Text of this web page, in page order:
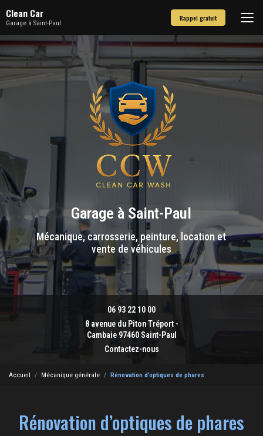
au
contenu
principal
Clean Car
Garage à Saint-Paul
Rappel gratuit
Garage à Saint-Paul
Mécanique, carrosserie, peinture, location et
vente de véhicules
06 93 22 10 00
8 avenue du Piton Tréport -
Cambaie 97460 Saint-Paul
Contactez-nous
Accueil Mécanique générale Rénovation d’optiques de phares
Rénovation d’optiques de phares